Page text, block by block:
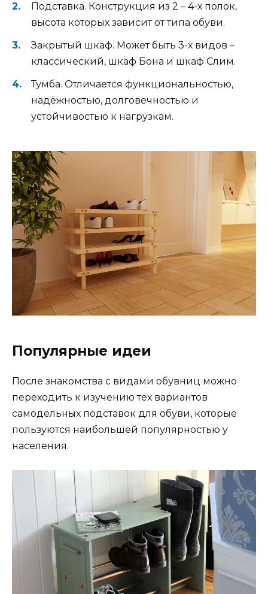
Подставка. Конструкция из 2 – 4-х полок,
высота которых зависит от типа обуви.
Закрытый шкаф. Может быть 3-х видов –
классический, шкаф Бона и шкаф Слим.
Тумба. Отличается функциональностью,
надёжностью, долговечностью и
устойчивостью к нагрузкам.
Популярные идеи
После знакомства с видами обувниц можно
переходить к изучению тех вариантов
самодельных подставок для обуви, которые
пользуются наибольшей популярностью у
населения.